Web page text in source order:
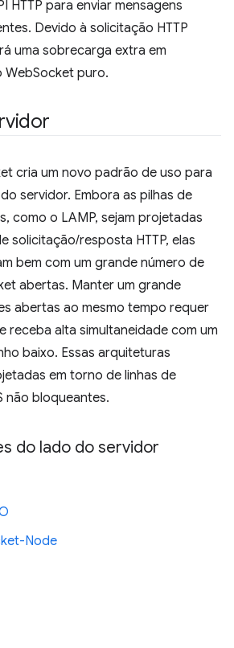
HTTP para enviar mensagens
Devido à solicitação HTTP
uma sobrecarga extra em
puro.
cria um novo padrão de uso para
servidor. Embora as pilhas de
como o LAMP, sejam projetadas
solicitação/resposta HTTP, elas
bem com um grande número de
abertas. Manter um grande
abertas ao mesmo tempo requer
receba alta simultaneidade com um
baixo. Essas arquiteturas
em torno de linhas de
não bloqueantes.
do lado do servidor
Node